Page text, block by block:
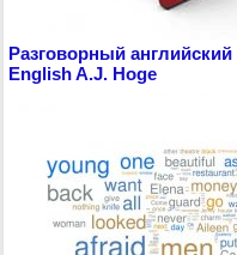
Разговорный
English A.J. Hoge